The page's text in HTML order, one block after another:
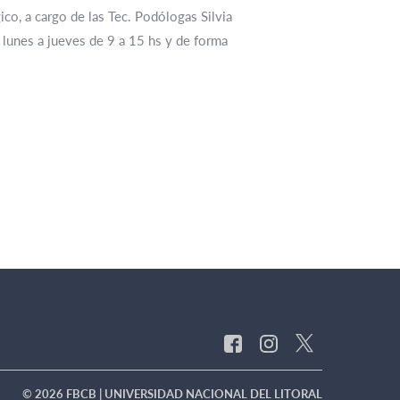
a cargo de las Tec. Podólogas Silvia
a jueves de 9 a 15 hs y de forma
© 2026 FBCB | UNIVERSIDAD NACIONAL DEL LITORAL